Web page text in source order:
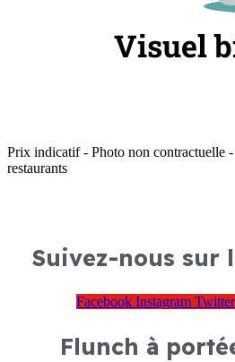
Prix indicatif - Photo non contractuelle
restaurants
Suivez-nous sur
Facebook Instagram Twitter
Flunch à